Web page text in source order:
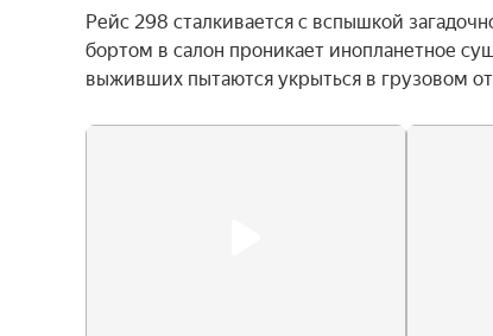
Рейс 298 сталкивается с вспышкой
бортом в салон проникает инопланетное
выживших пытаются укрыться в грузовом